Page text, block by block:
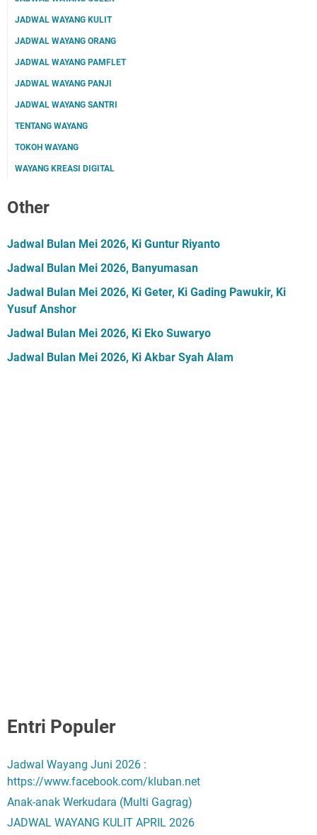
JADWAL WAYANG KULIT
JADWAL WAYANG ORANG
JADWAL WAYANG PAMFLET
JADWAL WAYANG PANJI
JADWAL WAYANG SANTRI
TENTANG WAYANG
TOKOH WAYANG
WAYANG KREASI DIGITAL
Other
Jadwal Bulan Mei 2026, Ki Guntur Riyanto
Jadwal Bulan Mei 2026, Banyumasan
Jadwal Bulan Mei 2026, Ki Geter, Ki Gading Pawukir, Ki
Yusuf Anshor
Jadwal Bulan Mei 2026, Ki Eko Suwaryo
Jadwal Bulan Mei 2026, Ki Akbar Syah Alam
Entri Populer
Jadwal Wayang Juni 2026 :
https://www.facebook.com/kluban.net
Anak-anak Werkudara (Multi Gagrag)
JADWAL WAYANG KULIT APRIL 2026